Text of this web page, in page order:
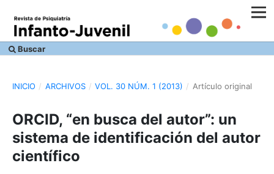
Buscar
INICIO / ARCHIVOS / VOL. 30 NÚM. 1 (2013) / Artículo original
ORCID, “en busca del autor”: un
sistema de identificación del autor
científico